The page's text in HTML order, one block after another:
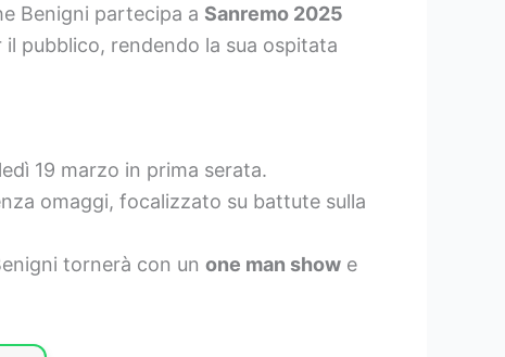
Benigni partecipa a Sanremo 2025
pubblico, rendendo la sua ospitata
19 marzo in prima serata.
omaggi, focalizzato su battute sulla
tornerà con un one man show e